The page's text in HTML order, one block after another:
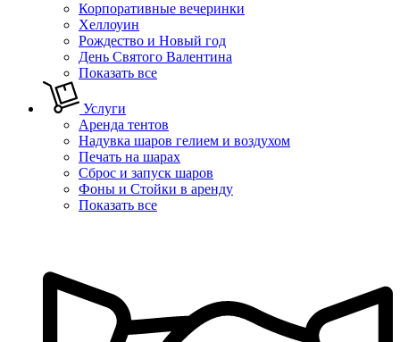
Корпоративные вечеринки
Хеллоуин
Рождество и Новый год
День Святого Валентина
Показать все
Услуги
Аренда тентов
Надувка шаров гелием и воздухом
Печать на шарах
Сброс и запуск шаров
Фоны и Стойки в аренду
Показать все